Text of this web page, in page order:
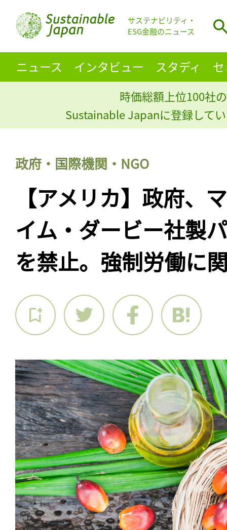
サステナビリティ・
ESG金融のニュース
ニュース インタビュー スタディ
時価総額上位100社
Sustainable Japanに登録して
政府・国際機関・NGO
【アメリカ】政府、
イム・ダービー社製
を禁止。強制労働に